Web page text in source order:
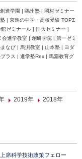
造学園 | 鴎州塾 | 岡村ゼミナー
| 京進の中学・高校受験 TOPΣ
ゼミナール | 国大セミナー |
進学教室 | 創研学院 | 第一ゼミ
なび | 馬渕教室 | 山本塾 | ヨダ
ラス | 進学塾Rex | 馬淵教育グ
2019年
2018年
席科学技術政策フェロー